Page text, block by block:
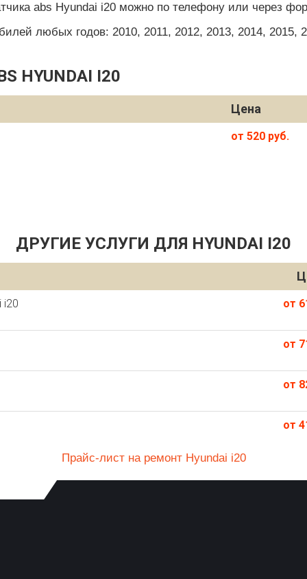
abs Hyundai i20 можно по телефону или через
любых годов: 2010, 2011, 2012, 2013, 2014, 2015,
HYUNDAI I20
Цена
от 520 руб.
ДРУГИЕ УСЛУГИ ДЛЯ HYUNDAI I20
i20 от
от
от
от
Прайс-лист на ремонт Hyundai i20